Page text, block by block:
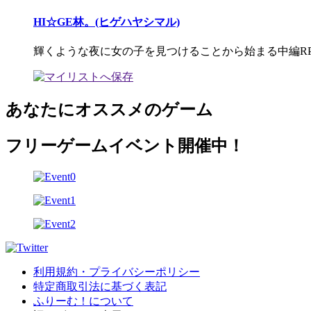
HI☆GE林。(ヒゲハヤシマル)
輝くような夜に女の子を見つけることから始まる中編
あなたにオススメのゲーム
フリーゲームイベント開催中！
利用規約・プライバシーポリシー
特定商取引法に基づく表記
ふりーむ！について